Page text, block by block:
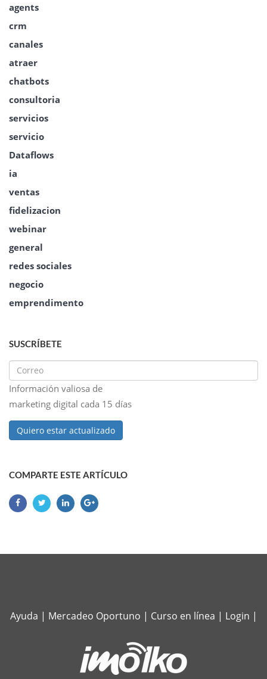
agents
crm
canales
atraer
chatbots
consultoria
servicios
servicio
Dataflows
ia
ventas
fidelizacion
webinar
general
redes sociales
negocio
emprendimento
SUSCRÍBETE
Información valiosa de
marketing digital cada 15 días
Quiero estar actualizado
COMPARTE ESTE ARTÍCULO
Ayuda | Mercadeo Oportuno | Curso en línea | Login |